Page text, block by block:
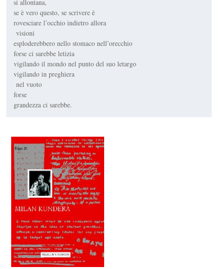
si allontana,
se è vero questo, se scrivere è
rovesciare l’occhio indietro allora
visioni
esploderebbero nello stomaco nell’orecchio
forse ci sarebbe letizia
vigilando il mondo nel punto del suo letargo
vigilando in preghiera
nel vuoto
forse
grandezza ci sarebbe.